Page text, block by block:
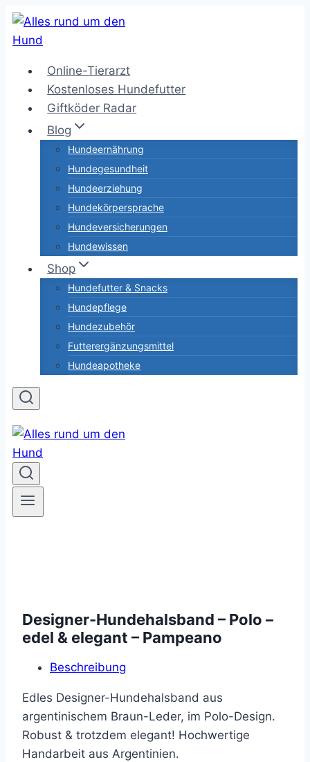
Zum
Inhalt
Online-Tierarzt
Kostenloses Hundefutter
Giftköder Radar
Blog
Hundeernährung
Hundegesundheit
Hundeerziehung
Hundekörpersprache
Hundeversicherungen
Hundewissen
Shop
Hundefutter & Snacks
Hundepflege
Hundezubehör
Futterergänzungsmittel
Hundeapotheke
Designer-Hundehalsband – Polo –
edel & elegant – Pampeano
Beschreibung
Edles Designer-Hundehalsband aus
argentinischem Braun-Leder, im Polo-Design.
Robust & trotzdem elegant! Hochwertige
Handarbeit aus Argentinien.